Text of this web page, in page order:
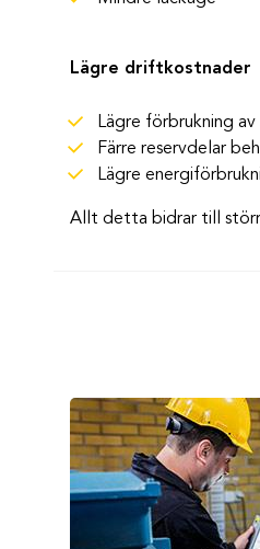
Lägre driftkostnader
Lägre förbrukning av
Färre reservdelar
Lägre
Allt detta bidrar till